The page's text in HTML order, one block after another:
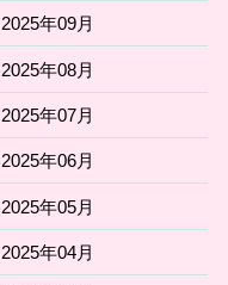
2025年09月
2025年08月
2025年07月
2025年06月
2025年05月
2025年04月